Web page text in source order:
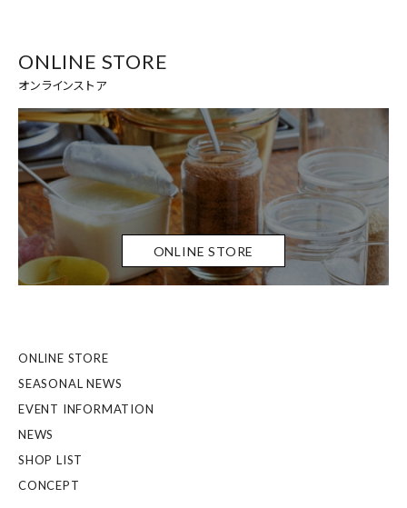
ONLINE STORE
オンラインストア
ONLINE STORE
ONLINE STORE
SEASONAL NEWS
EVENT INFORMATION
NEWS
SHOP LIST
CONCEPT